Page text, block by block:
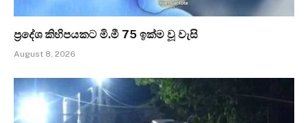
ප්‍රදේශ කිහිපයකට මි.මී 75 ඉක්ම වූ වැසි
August 8, 2026